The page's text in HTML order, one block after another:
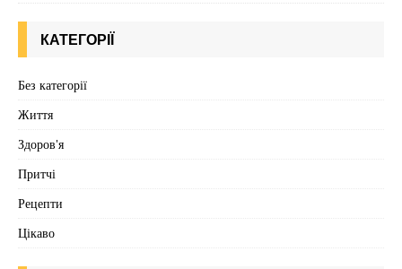
КАТЕГОРІЇ
Без категорії
Життя
Здоров'я
Притчі
Рецепти
Цікаво